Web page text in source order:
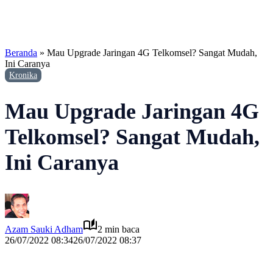
Beranda » Mau Upgrade Jaringan 4G Telkomsel? Sangat Mudah,
Ini Caranya
Kronika
Mau Upgrade Jaringan 4G
Telkomsel? Sangat Mudah,
Ini Caranya
Azam Sauki Adham
2 min baca
26/07/2022 08:3426/07/2022 08:37